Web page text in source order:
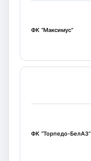
ФК “Максимус”
ФК “Торпедо-БелАЗ”